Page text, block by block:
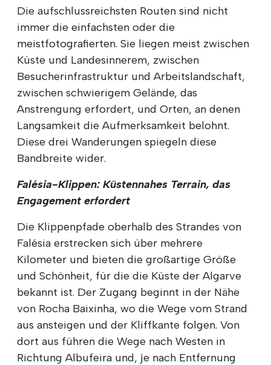
Die aufschlussreichsten Routen sind nicht
immer die einfachsten oder die
meistfotografierten. Sie liegen meist zwischen
Küste und Landesinnerem, zwischen
Besucherinfrastruktur und Arbeitslandschaft,
zwischen schwierigem Gelände, das
Anstrengung erfordert, und Orten, an denen
Langsamkeit die Aufmerksamkeit belohnt.
Diese drei Wanderungen spiegeln diese
Bandbreite wider.
Falésia-Klippen: Küstennahes Terrain, das
Engagement erfordert
Die Klippenpfade oberhalb des Strandes von
Falésia erstrecken sich über mehrere
Kilometer und bieten die großartige Größe
und Schönheit, für die die Küste der Algarve
bekannt ist. Der Zugang beginnt in der Nähe
von Rocha Baixinha, wo die Wege vom Strand
aus ansteigen und der Kliffkante folgen. Von
dort aus führen die Wege nach Westen in
Richtung Albufeira und, je nach Entfernung